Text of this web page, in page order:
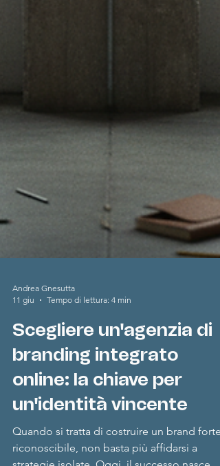
11 giu
Tempo di lettura: 4 min
Scegliere un'agenzia di
branding integrato
online: la chiave per
un'identità vincente
Quando si tratta di costruire un brand forte